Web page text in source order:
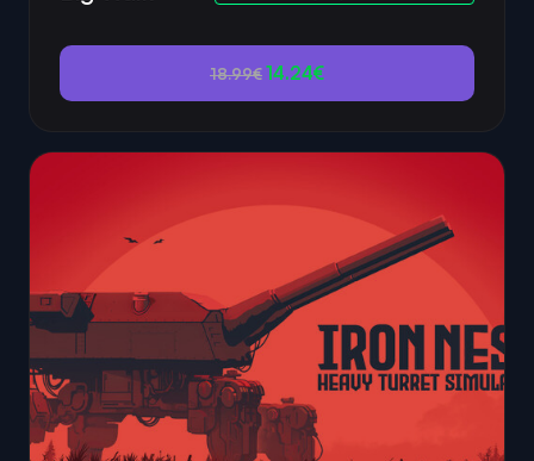
18.99€14.24€